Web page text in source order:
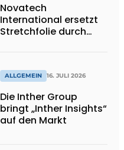
Novatech
International ersetzt
Stretchfolie durch
return2sender
ALLGEMEIN 16. JULI 2026
Die Inther Group
bringt „Inther Insights“
auf den Markt